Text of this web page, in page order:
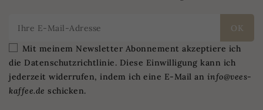
Mit meinem Newsletter Abonnement akzeptiere ich
die Datenschutzrichtlinie. Diese Einwilligung kann ich
jederzeit widerrufen, indem ich eine E-Mail an info@vees-
kaffee.de schicken.